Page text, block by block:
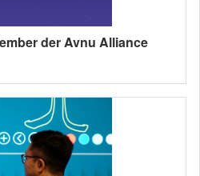
der Avnu Alliance